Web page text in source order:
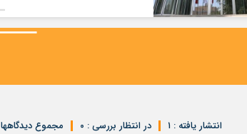
مجموع دیدگاهها در انتظار بررسی : ۰ انتشار یافته : ۱